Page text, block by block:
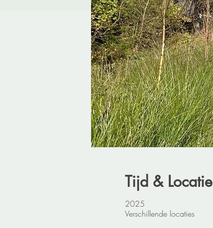
Tijd & Locatie
2025
Verschillende locaties